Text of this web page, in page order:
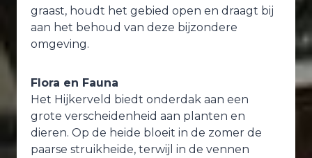
graast, houdt het gebied open en draagt bij
aan het behoud van deze bijzondere
omgeving.
Flora en Fauna
Het Hijkerveld biedt onderdak aan een
grote verscheidenheid aan planten en
dieren. Op de heide bloeit in de zomer de
paarse struikheide, terwijl in de vennen